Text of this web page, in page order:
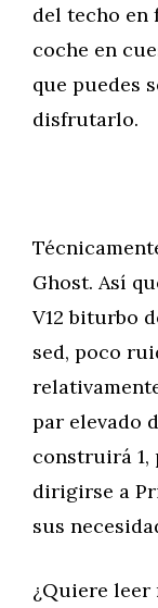
del techo en
coche en
que puedes
disfrutarlo.
Ghost. Así
V12 biturbo
sed, poco
par elevado
construirá 1,
dirigirse a
sus
¿Quiere leer